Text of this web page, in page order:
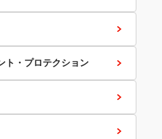
ト・プロテクション